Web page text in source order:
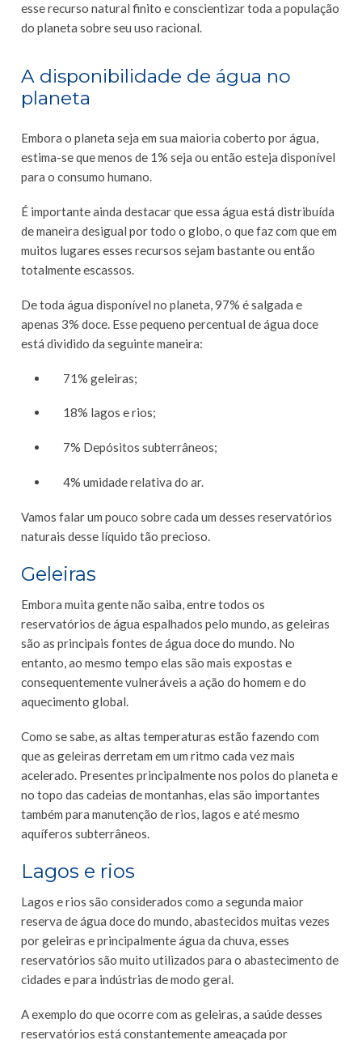
esse recurso natural finito e conscientizar toda a população
do planeta sobre seu uso racional.
A disponibilidade de água no
planeta
Embora o planeta seja em sua maioria coberto por água,
estima-se que menos de 1% seja ou então esteja disponível
para o consumo humano.
É importante ainda destacar que essa água está distribuída
de maneira desigual por todo o globo, o que faz com que em
muitos lugares esses recursos sejam bastante ou então
totalmente escassos.
De toda água disponível no planeta, 97% é salgada e
apenas 3% doce. Esse pequeno percentual de água doce
está dividido da seguinte maneira:
71% geleiras;
18% lagos e rios;
7% Depósitos subterrâneos;
4% umidade relativa do ar.
Vamos falar um pouco sobre cada um desses reservatórios
naturais desse líquido tão precioso.
Geleiras
Embora muita gente não saiba, entre todos os
reservatórios de água espalhados pelo mundo, as geleiras
são as principais fontes de água doce do mundo. No
entanto, ao mesmo tempo elas são mais expostas e
consequentemente vulneráveis a ação do homem e do
aquecimento global.
Como se sabe, as altas temperaturas estão fazendo com
que as geleiras derretam em um ritmo cada vez mais
acelerado. Presentes principalmente nos polos do planeta e
no topo das cadeias de montanhas, elas são importantes
também para manutenção de rios, lagos e até mesmo
aquíferos subterrâneos.
Lagos e rios
Lagos e rios são considerados como a segunda maior
reserva de água doce do mundo, abastecidos muitas vezes
por geleiras e principalmente água da chuva, esses
reservatórios são muito utilizados para o abastecimento de
cidades e para indústrias de modo geral.
A exemplo do que ocorre com as geleiras, a saúde desses
reservatórios está constantemente ameaçada por